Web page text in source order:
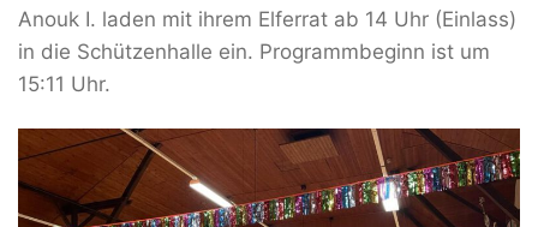
Anouk I. laden mit ihrem Elferrat ab 14 Uhr (Einlass)
in die Schützenhalle ein. Programmbeginn ist um
15:11 Uhr.